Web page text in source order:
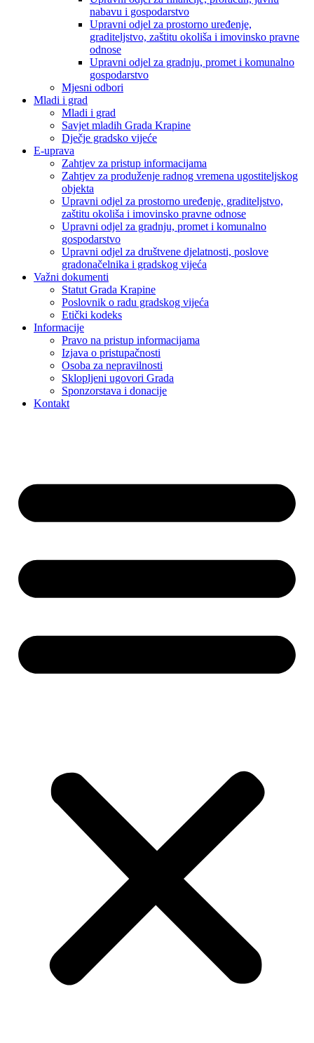
nabavu i gospodarstvo
Upravni odjel za prostorno uređenje,
graditeljstvo, zaštitu okoliša i imovinsko pravne
odnose
Upravni odjel za gradnju, promet i komunalno
gospodarstvo
Mjesni odbori
Mladi i grad
Mladi i grad
Savjet mladih Grada Krapine
Dječje gradsko vijeće
E-uprava
Zahtjev za pristup informacijama
Zahtjev za produženje radnog vremena ugostiteljskog
objekta
Upravni odjel za prostorno uređenje, graditeljstvo,
zaštitu okoliša i imovinsko pravne odnose
Upravni odjel za gradnju, promet i komunalno
gospodarstvo
Upravni odjel za društvene djelatnosti, poslove
gradonačelnika i gradskog vijeća
Važni dokumenti
Statut Grada Krapine
Poslovnik o radu gradskog vijeća
Etički kodeks
Informacije
Pravo na pristup informacijama
Izjava o pristupačnosti
Osoba za nepravilnosti
Sklopljeni ugovori Grada
Sponzorstava i donacije
Kontakt